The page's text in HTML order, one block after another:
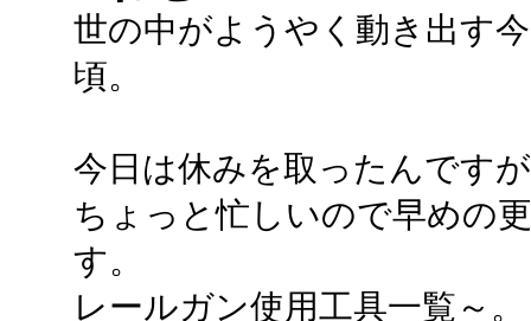
世の中がようやく動き出す
頃。
今日は休みを取ったんです
ちょっと忙しいので早めの
す。
レールガン使用工具一覧～。